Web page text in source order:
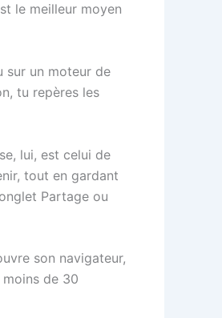
le meilleur moyen
sur un moteur de
tu repères les
lui, est celui de
tout en gardant
Partage ou
son navigateur,
de 30